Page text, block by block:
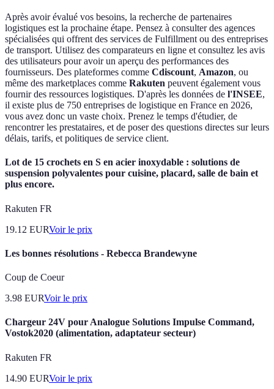
Après avoir évalué vos besoins, la recherche de partenaires
logistiques est la prochaine étape. Pensez à consulter des agences
spécialisées qui offrent des services de Fulfillment ou des entreprises
de transport. Utilisez des comparateurs en ligne et consultez les avis
des utilisateurs pour avoir un aperçu des performances des
fournisseurs. Des plateformes comme Cdiscount, Amazon, ou
même des marketplaces comme Rakuten peuvent également vous
fournir des ressources logistiques. D'après les données de l'INSEE,
il existe plus de 750 entreprises de logistique en France en 2026,
vous avez donc un vaste choix. Prenez le temps d'étudier, de
rencontrer les prestataires, et de poser des questions directes sur leurs
délais, tarifs, et politiques de service client.
Lot de 15 crochets en S en acier inoxydable : solutions de
suspension polyvalentes pour cuisine, placard, salle de bain et
plus encore.
Rakuten FR
19.12 EURVoir le prix
Les bonnes résolutions - Rebecca Brandewyne
Coup de Coeur
3.98 EURVoir le prix
Chargeur 24V pour Analogue Solutions Impulse Command,
Vostok2020 (alimentation, adaptateur secteur)
Rakuten FR
14.90 EURVoir le prix